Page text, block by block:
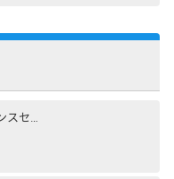
イイノホール&カンファレンスセンター